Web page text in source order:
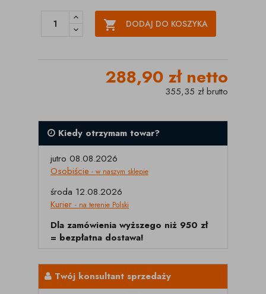
 DODAJ DO KOSZYKA
288,90 zł netto
355,35 zł brutto
Kiedy otrzymam towar?
jutro 08.08.2026
Osobiście - w naszym sklepie
środa 12.08.2026
Kurier - na terenie Polski
Dla zamówienia wyższego niż 950 zł
= bezpłatna dostawa!
Twój konsultant sprzedaży